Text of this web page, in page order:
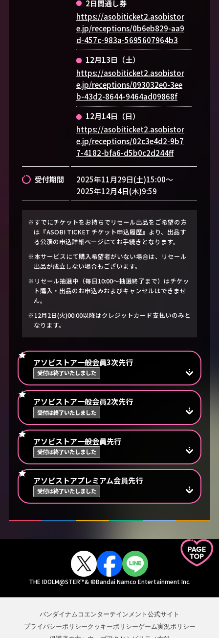
2日間通し券
https://asobiticket2.asobistor
e.jp/receptions/0b6eb829-aa9
d-457c-983a-5695607964b3
12月13日（土）
https://asobiticket2.asobistor
e.jp/receptions/093032e0-3ee
b-43d2-8644-9464ad09868f
12月14日（日）
https://asobiticket2.asobistor
e.jp/receptions/02c3e4d2-9b7
7-4182-bfa6-d5b0c2d244ff
受付期間
2025年11月29日(土)15:00～
2025年12月4日(木)9:59
※すでにチケットをお持ちでリセール出品をご希望の方
は『ASOBI TICKET チケット申込履歴』より、出品す
る公演の申込詳細ページにてお手続きとなります。
※本サービスにて購入希望者がいない場合は、リセール
出品が成立しない場合もございます。
※リセール抽選中（毎日10:00～抽選終了まで）はチケッ
ト購入・出品のお申込みおよびキャンセルはできませ
ん。
※12月2日(火)00:00以降はクレジットカード支払いのみと
なります。
アソビストア一般会員3次先行
受付は終了いたしました
アソビストア一般会員2次先行
受付は終了いたしました
アソビストア一般会員先行
受付は終了いたしました
アソビストアプレミアム会員先行
受付は終了いたしました
THE IDOLM@STER™& ©Bandai Namco Entertainment Inc.
バンダイナムコエンターテインメント公式サイト
プライバシーポリシークッキーポリシーゲーム実況ポリシー